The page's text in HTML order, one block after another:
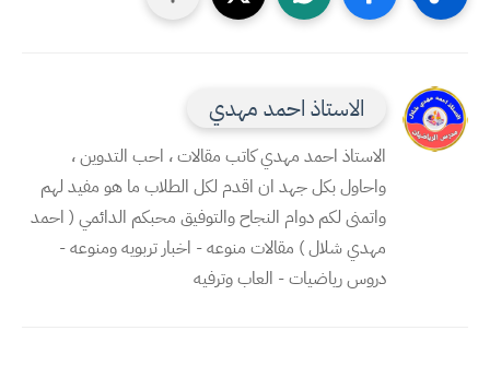
الاستاذ احمد مهدي
الاستاذ احمد مهدي كاتب مقالات ، احب التدوين ،
واحاول بكل جهد ان اقدم لكل الطلاب ما هو مفيد لهم
واتمنى لكم دوام النجاح والتوفيق محبكم الدائمي ( احمد
مهدي شلال ) مقالات منوعه - اخبار تربويه ومنوعه -
دروس رياضيات - العاب وترفيه